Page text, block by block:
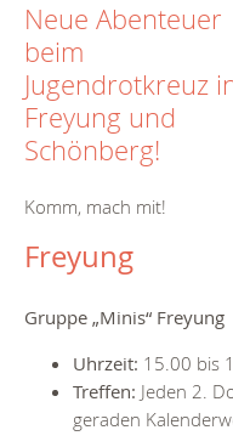
Neue Abenteuer
beim
Jugendrotkreuz
Freyung und
Schönberg!
Komm, mach mit!
Freyung
Gruppe „Minis“ Freyung
Uhrzeit: 15.00 bis
Treffen: Jeden 2.
geraden